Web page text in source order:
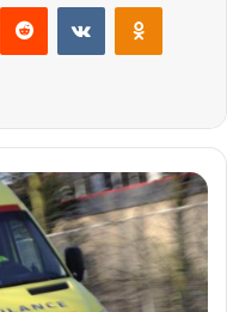
Reddit VKontakteOdnoklassniki